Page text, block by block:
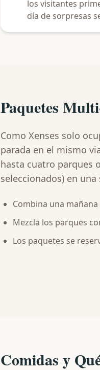
los visitantes
día de sorpresas
Paquetes
Como Xenses solo
parada en el mismo
hasta cuatro parques
seleccionados) en
Combina una
Mezcla los parques
Los paquetes se
Comidas y